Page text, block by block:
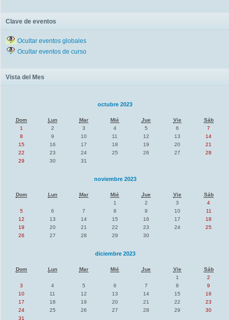
Clave de eventos
Ocultar eventos globales
Ocultar eventos de curso
Vista del Mes
octubre 2023
Dom Lun Mar Mié Jue Vie
Sáb
1
2 3 4 5 6
7
8
9 10 11 12 13
14
15
16 17 18 19 20
21
22
23 24 25 26 27
28
29
30 31
noviembre 2023
Dom Lun Mar Mié Jue Vie
Sáb
1
2 3
4
5
6 7 8 9 10
11
12
13 14 15 16 17
18
19
20 21 22 23 24
25
26
27 28 29 30
diciembre 2023
Dom Lun Mar Mié Jue Vie
Sáb
1
2
3
4 5 6 7 8
9
10
11 12 13 14 15
16
17
18 19 20 21 22
23
24
25 26 27 28 29
30
31